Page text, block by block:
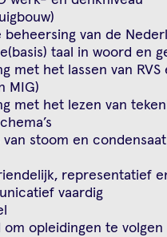
beheersing van de
taal in woord en
met het lassen van RVS
MIG)
met het lezen van
van stoom en
representatief
vaardig
om opleidingen te volgen